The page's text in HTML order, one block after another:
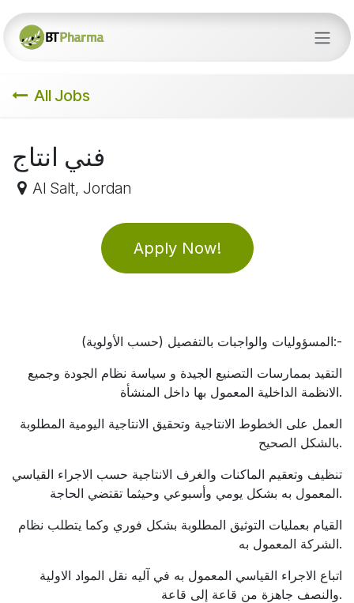
Skip to Content
All Jobs
فني انتاج
Al Salt, Jordan
Apply Now!
المسؤوليات والواجبات بالتفصيل (حسب الأولوية):-
التقيد بممارسات التصنيع الجيدة و سياسة نظام الجودة وجميع
الانظمة الداخلية المعمول بها داخل المنشأة.
العمل على الخطوط الانتاجية وتحقيق الانتاجية اليومية المطلوبة
بالشكل الصحيح.
تنظيف وتعقيم الماكنات والغرف الانتاجية حسب الاجراء القياسي
المعمول به بشكل يومي وأسبوعي وحيثما تقتضي الحاجة.
القيام بعمليات التوثيق المطلوبة بشكل فوري وكما يتطلب نظام
الشركة المعمول به.
اتباع الاجراء القياسي المعمول به في آليه نقل المواد الاولية
والنصف جاهزة من قاعة إلى قاعة.